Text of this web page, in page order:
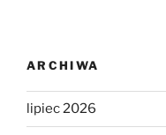
ARCHIWA
lipiec 2026